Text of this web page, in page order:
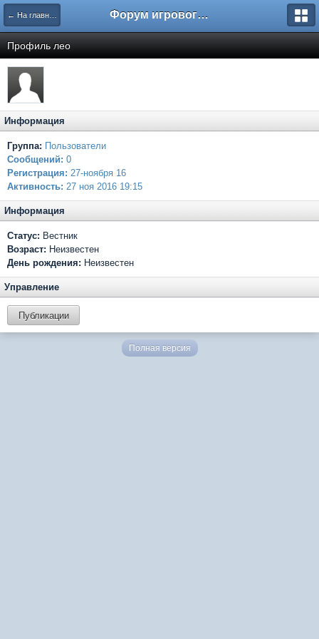
← На главную Форум игрового проекта Riverrise
Профиль лео
Информация
Группа: Пользователи
Сообщений: 0
Регистрация: 27-ноября 16
Активность: 27 ноя 2016 19:15
Информация
Статус: Вестник
Возраст: Неизвестен
День рождения: Неизвестен
Управление
Публикации
Полная версия